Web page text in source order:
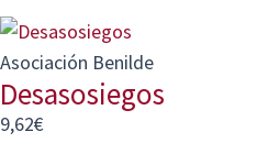
Asociación Benilde
Desasosiegos
9,62€